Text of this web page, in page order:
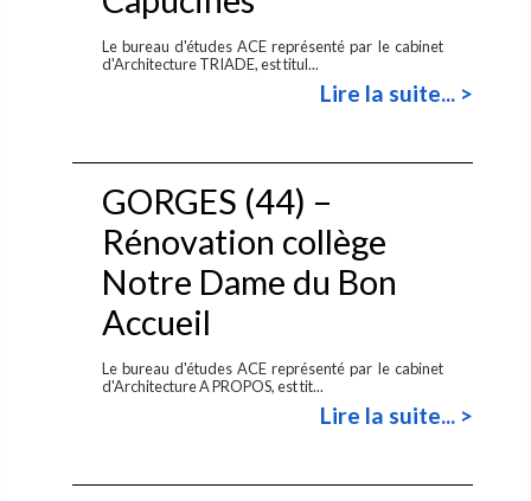
Le bureau d'études ACE représenté par le cabinet
d'Architecture TRIADE, est titul...
Lire la suite... >
GORGES (44) –
Rénovation collège
Notre Dame du Bon
Accueil
Le bureau d'études ACE représenté par le cabinet
d'Architecture A PROPOS, est tit...
Lire la suite... >